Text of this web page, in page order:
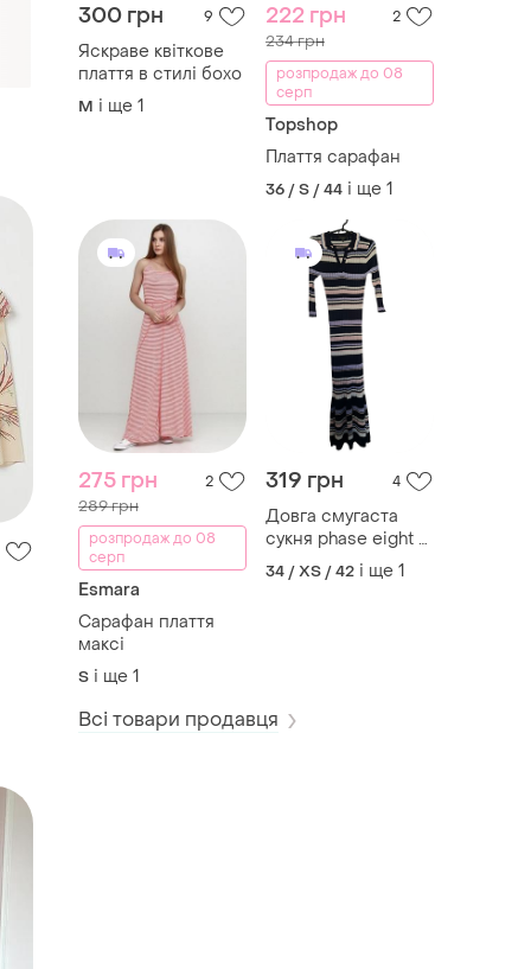
300 грн 9
Яскраве квіткове
плаття в стилі бохо
M і ще 1
222 грн 2
234 грн
розпродаж до 08
серп
Topshop
Плаття сарафан
36 / S / 44 і ще 1
275 грн 2
289 грн
розпродаж до 08
серп
Esmara
Сарафан плаття
максі
S і ще 1
319 грн 4
Довга смугаста
сукня phase eight у
рубчик низ рибкою,
в'язане плаття
34 / XS / 42 і ще 1
Всі товари продавця